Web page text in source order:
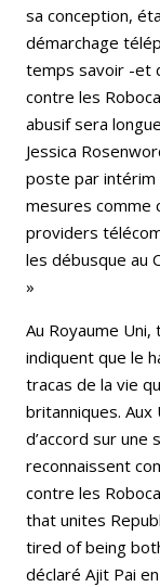
sa conception,
démarchage
temps savoir -et
contre les
abusif sera
Jessica
poste par intérim
mesures comme
providers
les débusque au
»
Au Royaume
indiquent que le
tracas de la vie
britanniques. Aux
d’accord sur une
reconnaissent
contre les
that unites
tired of being
déclaré Ajit Pai